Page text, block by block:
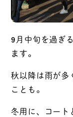
9月中旬を過ぎ
ます。
秋以降は雨が多
ことも。
冬用に、コート